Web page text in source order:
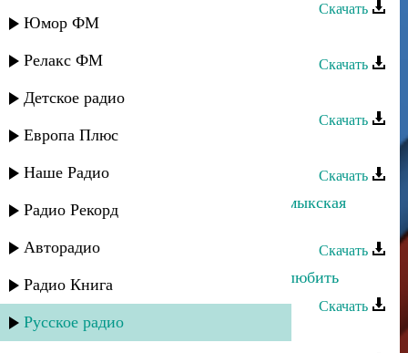
Юмор ФМ
Релакс ФМ
Детское радио
Европа Плюс
Наше Радио
Радио Рекорд
Авторадио
Радио Книга
Русское радио
Скачать
Загир Магомедов - Моя любимая
Скачать
Загир Магомедов - Дождь 2
Скачать
Загир Магомедов - Мой цветок
Скачать
Загир Магомедов и Кристина - Кумыкская
свадьба
Скачать
Загир Магомедов - Каждый хочет любить
Скачать
Загир Магомедов - Белая береза